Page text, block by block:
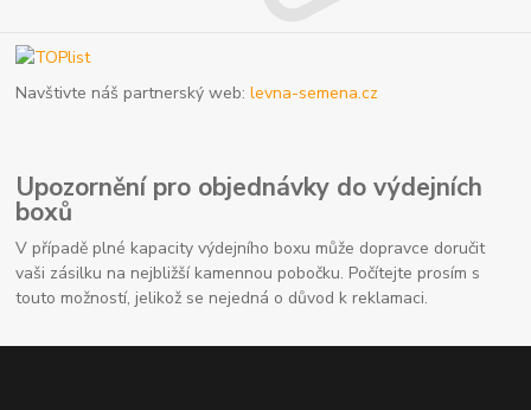
Navštivte náš partnerský web:levna-semena.cz
Upozornění pro objednávky do výdejních
boxů
V případě plné kapacity výdejního boxu může dopravce doručit
vaši zásilku na nejbližší kamennou pobočku. Počítejte prosím s
touto možností, jelikož se nejedná o důvod k reklamaci.